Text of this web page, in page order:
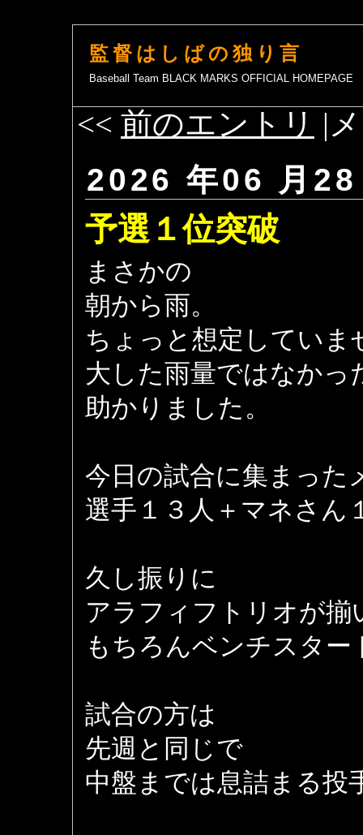
監督はしばの独り言
Baseball Team BLACK MARKS OFFICIAL HOMEPAGE
<< 前のエントリ |
2026 年06 月
予選１位突破
まさかの
朝から雨。
ちょっと想定していま
大した雨量ではなかっ
助かりました。
今日の試合に集まった
選手１３人＋マネさん
久し振りに
アラフィフトリオが揃
もちろんベンチスター
試合の方は
先週と同じで
中盤までは息詰まる投